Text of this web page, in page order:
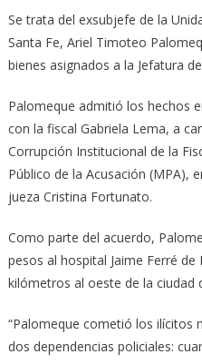
Se trata del exsubjefe de la
Santa Fe, Ariel Timoteo
bienes asignados a la Jefatura
Palomeque admitió los hechos
con la fiscal Gabriela Lema, a
Corrupción Institucional de la
Público de la Acusación (MPA),
jueza Cristina Fortunato.
Como parte del acuerdo,
pesos al hospital Jaime Ferré
kilómetros al oeste de la ciudad
“Palomeque cometió los ilícitos
dos dependencias policiales: